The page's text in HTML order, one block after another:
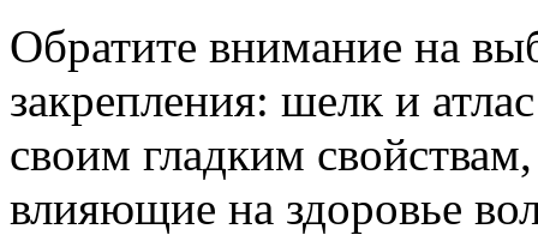
Обратите внимание на
закрепления: шелк и
своим гладким
влияющие на здоровье